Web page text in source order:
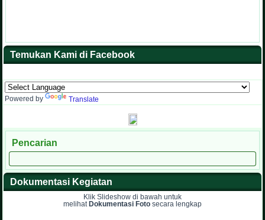
Temukan Kami di Facebook
Powered by Translate
Pencarian
Dokumentasi Kegiatan
Klik Slideshow di bawah untuk
melihat Dokumentasi Foto secara lengkap